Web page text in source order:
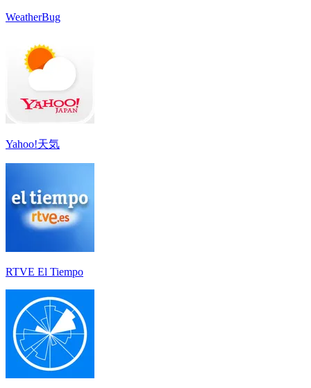
WeatherBug
Yahoo!天気
RTVE El Tiempo